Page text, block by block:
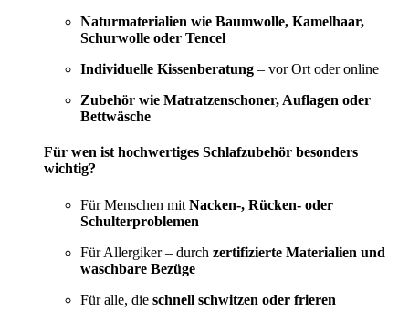
Naturmaterialien wie Baumwolle, Kamelhaar,
Schurwolle oder Tencel
Individuelle Kissenberatung – vor Ort oder online
Zubehör wie Matratzenschoner, Auflagen oder
Bettwäsche
Für wen ist hochwertiges Schlafzubehör besonders
wichtig?
Für Menschen mit Nacken-, Rücken- oder
Schulterproblemen
Für Allergiker – durch zertifizierte Materialien und
waschbare Bezüge
Für alle, die schnell schwitzen oder frieren